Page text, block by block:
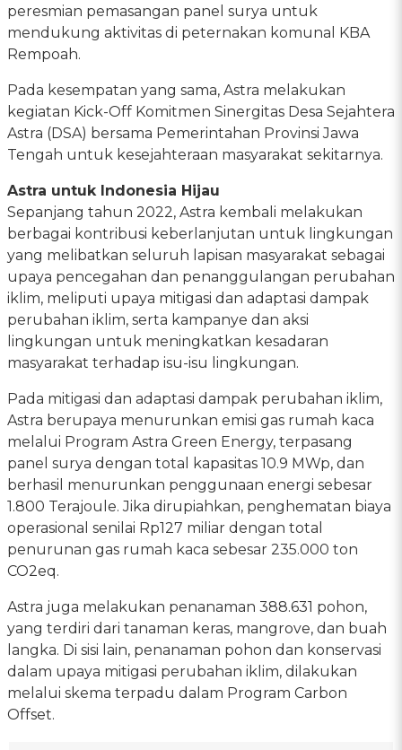
peresmian pemasangan panel surya untuk
mendukung aktivitas di peternakan komunal KBA
Rempoah.
Pada kesempatan yang sama, Astra melakukan
kegiatan Kick-Off Komitmen Sinergitas Desa Sejahtera
Astra (DSA) bersama Pemerintahan Provinsi Jawa
Tengah untuk kesejahteraan masyarakat sekitarnya.
Astra untuk Indonesia Hijau
Sepanjang tahun 2022, Astra kembali melakukan
berbagai kontribusi keberlanjutan untuk lingkungan
yang melibatkan seluruh lapisan masyarakat sebagai
upaya pencegahan dan penanggulangan perubahan
iklim, meliputi upaya mitigasi dan adaptasi dampak
perubahan iklim, serta kampanye dan aksi
lingkungan untuk meningkatkan kesadaran
masyarakat terhadap isu-isu lingkungan.
Pada mitigasi dan adaptasi dampak perubahan iklim,
Astra berupaya menurunkan emisi gas rumah kaca
melalui Program Astra Green Energy, terpasang
panel surya dengan total kapasitas 10.9 MWp, dan
berhasil menurunkan penggunaan energi sebesar
1.800 Terajoule. Jika dirupiahkan, penghematan biaya
operasional senilai Rp127 miliar dengan total
penurunan gas rumah kaca sebesar 235.000 ton
CO2eq.
Astra juga melakukan penanaman 388.631 pohon,
yang terdiri dari tanaman keras, mangrove, dan buah
langka. Di sisi lain, penanaman pohon dan konservasi
dalam upaya mitigasi perubahan iklim, dilakukan
melalui skema terpadu dalam Program Carbon
Offset.